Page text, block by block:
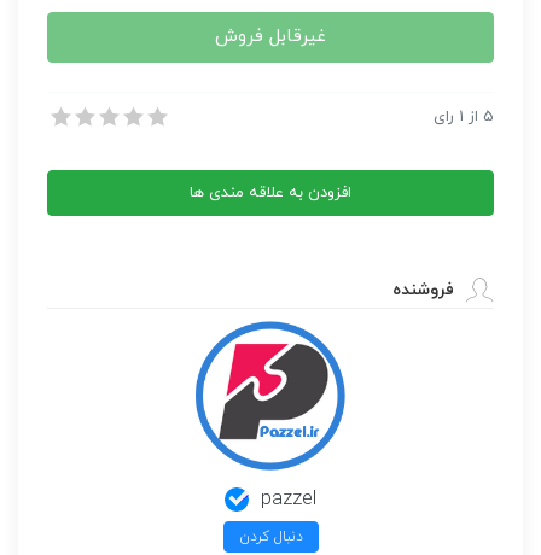
غیرقابل فروش
دانلود مجله زن روز 1355/05/16 شماره 589
5 از 1 رای
افزودن به علاقه مندی ها
فروشنده
pazzel
دنبال کردن